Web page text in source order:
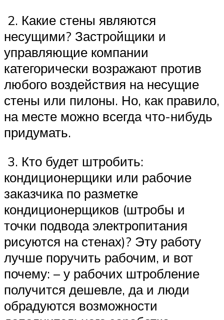
2. Какие стены являются
несущими? Застройщики и
управляющие компании
категорически возражают против
любого воздействия на несущие
стены или пилоны. Но, как правило,
на месте можно всегда что-нибудь
придумать.
3. Кто будет штробить:
кондиционерщики или рабочие
заказчика по разметке
кондиционерщиков (штробы и
точки подвода электропитания
рисуются на стенах)? Эту работу
лучше поручить рабочим, и вот
почему: – у рабочих штробление
получится дешевле, да и люди
обрадуются возможности